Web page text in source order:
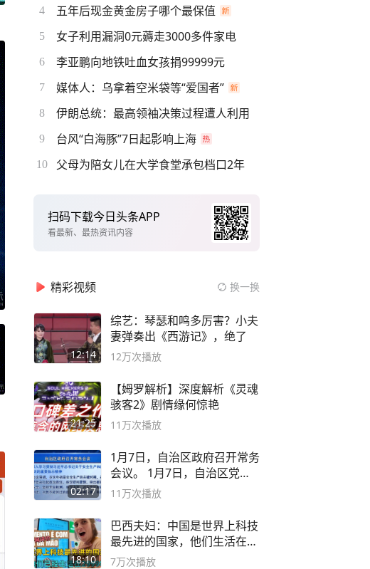
4 五年后现金黄金房子哪个最保值
5 女子利用漏洞0元薅走3000多件家电
6 李亚鹏向地铁吐血女孩捐99999元
7 媒体人：乌拿着空米袋等“爱国者”
8 伊朗总统：最高领袖决策过程遭人利用
9 台风“白海豚”7日起影响上海
10 父母为陪女儿在大学食堂承包档口2年
扫码下载今日头条APP
看最新、最热资讯内容
精彩视频 换一换
12:14
综艺：琴瑟和鸣多厉害？小夫
妻弹奏出《西游记》，绝了
12万次播放
21:25
【姆罗解析】深度解析《灵魂
骇客2》剧情缘何惊艳
11万次播放
02:17
1月7日，自治区政府召开常务
会议。 1月7日，自治区党委
副书记
11万次播放
18:10
巴西夫妇：中国是世界上科技
最先进的国家，他们生活在
2999年
7万次播放